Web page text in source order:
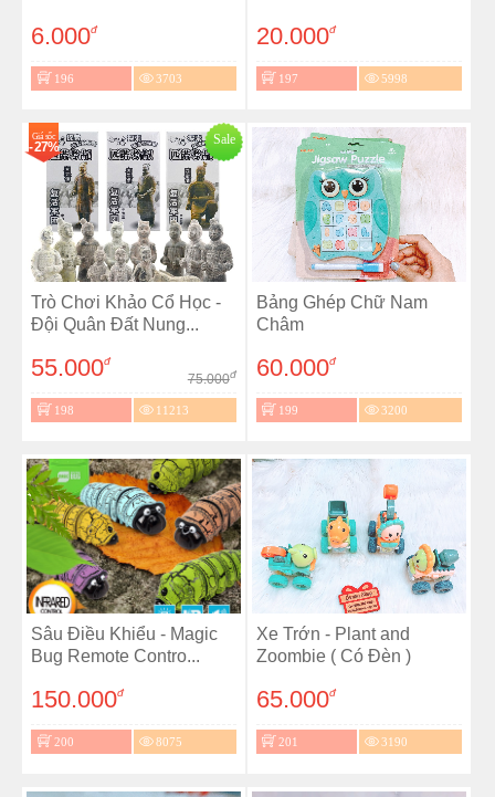
6.000đ
196 3703
20.000đ
197 5998
Sale
Giá sốc
- 27%
Trò Chơi Khảo Cổ Học -
Đội Quân Đất Nung...
55.000đ
75.000đ
198 11213
Bảng Ghép Chữ Nam
Châm
60.000đ
199 3200
Sâu Điều Khiểu - Magic
Bug Remote Contro...
150.000đ
200 8075
Xe Trớn - Plant and
Zoombie ( Có Đèn )
65.000đ
201 3190